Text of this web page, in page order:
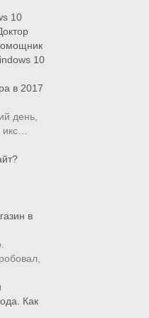
10
10
в 2017
день,
в
Как